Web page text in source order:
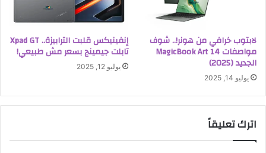
لابتوب خرافي من هونر!.. شوف
مواصفات MagicBook Art 14
الجديد (2025)
يوليو 14, 2025
إنفينيكس قلبت الترابيزة.. Xpad GT
تابلت جيمينج بسعر مش طبيعي!
يوليو 12, 2025
اترك تعليقاً